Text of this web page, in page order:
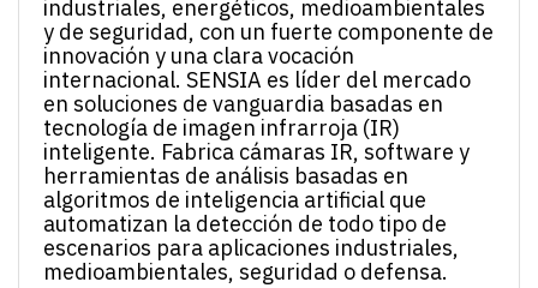
industriales, energéticos, medioambientales
y de seguridad, con un fuerte componente de
innovación y una clara vocación
internacional. SENSIA es líder del mercado
en soluciones de vanguardia basadas en
tecnología de imagen infrarroja (IR)
inteligente. Fabrica cámaras IR, software y
herramientas de análisis basadas en
algoritmos de inteligencia artificial que
automatizan la detección de todo tipo de
escenarios para aplicaciones industriales,
medioambientales, seguridad o defensa.